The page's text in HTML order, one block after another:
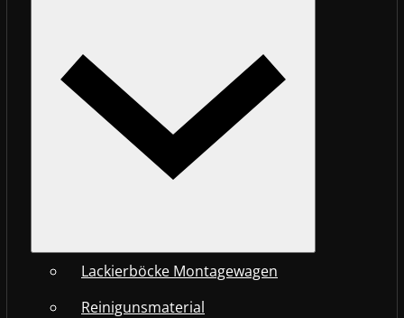
Lackierböcke Montagewagen
Reinigunsmaterial